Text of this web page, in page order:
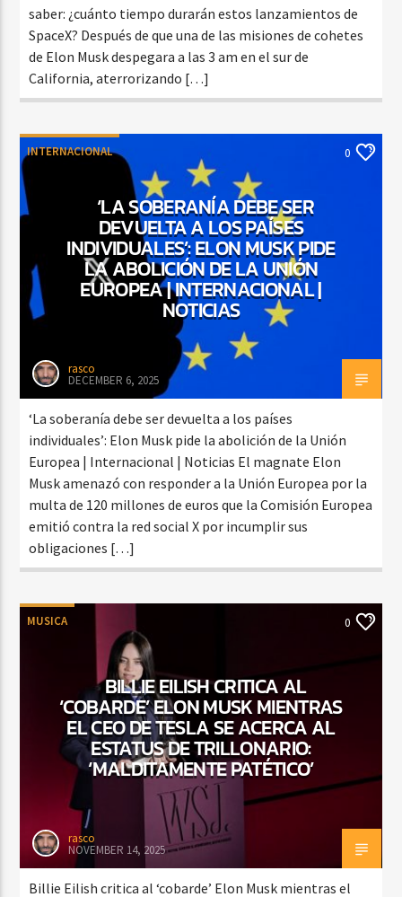
saber: ¿cuánto tiempo durarán estos lanzamientos de
SpaceX? Después de que una de las misiones de cohetes
de Elon Musk despegara a las 3 am en el sur de
California, aterrorizando […]
INTERNACIONAL 0
‘LA SOBERANÍA DEBE SER
DEVUELTA A LOS PAÍSES
INDIVIDUALES’: ELON MUSK PIDE
LA ABOLICIÓN DE LA UNIÓN
EUROPEA | INTERNACIONAL |
NOTICIAS
rasco
DECEMBER 6, 2025
‘La soberanía debe ser devuelta a los países
individuales’: Elon Musk pide la abolición de la Unión
Europea | Internacional | Noticias El magnate Elon
Musk amenazó con responder a la Unión Europea por la
multa de 120 millones de euros que la Comisión Europea
emitió contra la red social X por incumplir sus
obligaciones […]
MUSICA 0
BILLIE EILISH CRITICA AL
‘COBARDE’ ELON MUSK MIENTRAS
EL CEO DE TESLA SE ACERCA AL
ESTATUS DE TRILLONARIO:
‘MALDITAMENTE PATÉTICO’
rasco
NOVEMBER 14, 2025
Billie Eilish critica al ‘cobarde’ Elon Musk mientras el